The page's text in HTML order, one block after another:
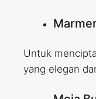
Untuk
yang elegan